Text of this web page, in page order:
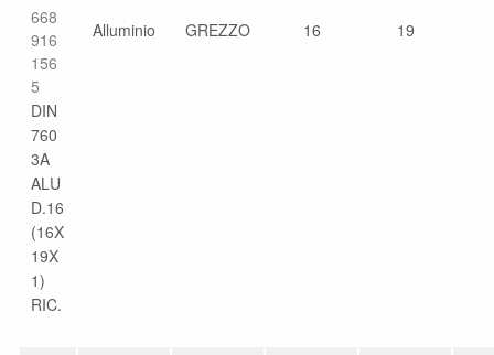
668
916
156
5
DIN
760
3A
ALU
D.16
(16X
19X
1)
RIC.
Alluminio GREZZO 16 19